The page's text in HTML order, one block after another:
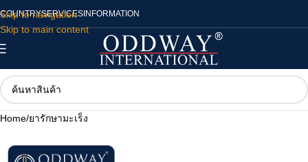
Skip to navigation
Skip to main content
COUNTRYSERVICES INFORMATION
Home/ยารักษามะเร็ง